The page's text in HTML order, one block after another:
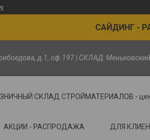
САЙДИНГ -
д.1, оф.197 | СКЛАД:
СКЛАД СТРОЙМАТЕРИАЛОВ - цены
АКЦИИ - РАСПРОДАЖА ДЛЯ